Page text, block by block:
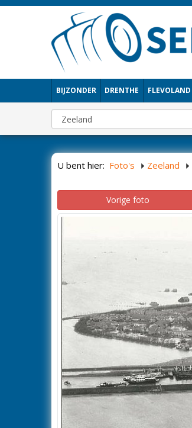
BIJZONDER DRENTHE FLEVOLAND
U bent hier: Foto's Zeeland
Vorige foto